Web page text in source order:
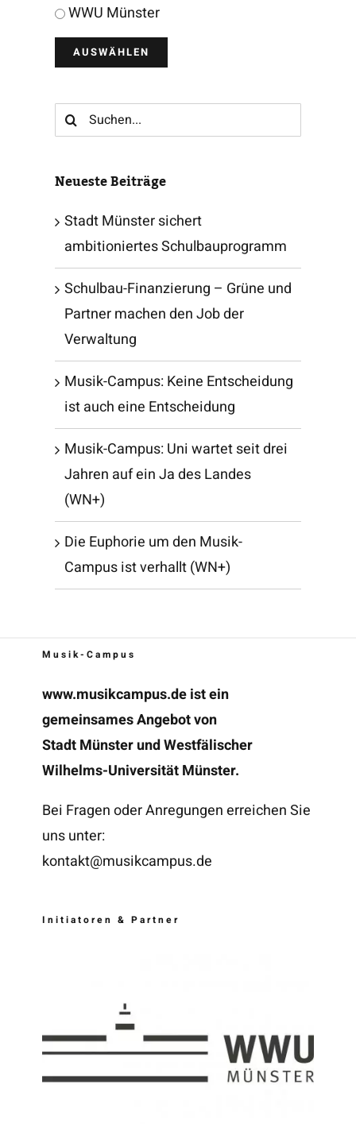
WWU Münster
Suche
nach:
Neueste Beiträge
Stadt Münster sichert
ambitioniertes Schulbauprogramm
Schulbau-Finanzierung – Grüne und
Partner machen den Job der
Verwaltung
Musik-Campus: Keine Entscheidung
ist auch eine Entscheidung
Musik-Campus: Uni wartet seit drei
Jahren auf ein Ja des Landes
(WN+)
Die Euphorie um den Musik-
Campus ist verhallt (WN+)
Musik-Campus
www.musikcampus.deist ein
gemeinsames Angebot von
Stadt Münster und Westfälischer
Wilhelms-Universität Münster.
Bei Fragen oder Anregungen erreichen Sie
uns unter:
kontakt@musikcampus.de
Initiatoren & Partner